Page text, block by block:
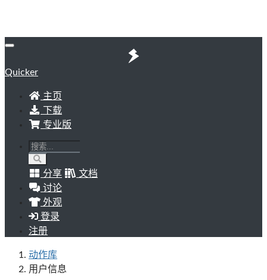
Quicker
主页
下载
专业版
分享
文档
讨论
外观
登录
注册
动作库
用户信息